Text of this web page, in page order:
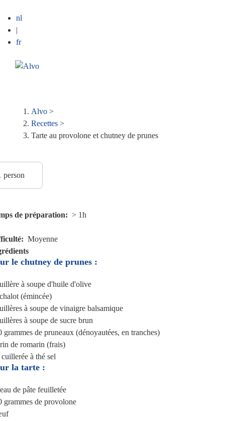
nl
|
fr
Fil
d'Ariane
Alvo >
Recettes >
Tarte au provolone et chutney de prunes
de préparation > 1h
Moyenne
le chutney de prunes :
à soupe d'huile d'olive
(émincée)
à soupe de vinaigre balsamique
à soupe de sucre brun
grammes de pruneaux (dénoyautées, en tranches)
de romarin (frais)
cuillerée à thé sel
la tarte :
de pâte feuilletée
grammes de provolone